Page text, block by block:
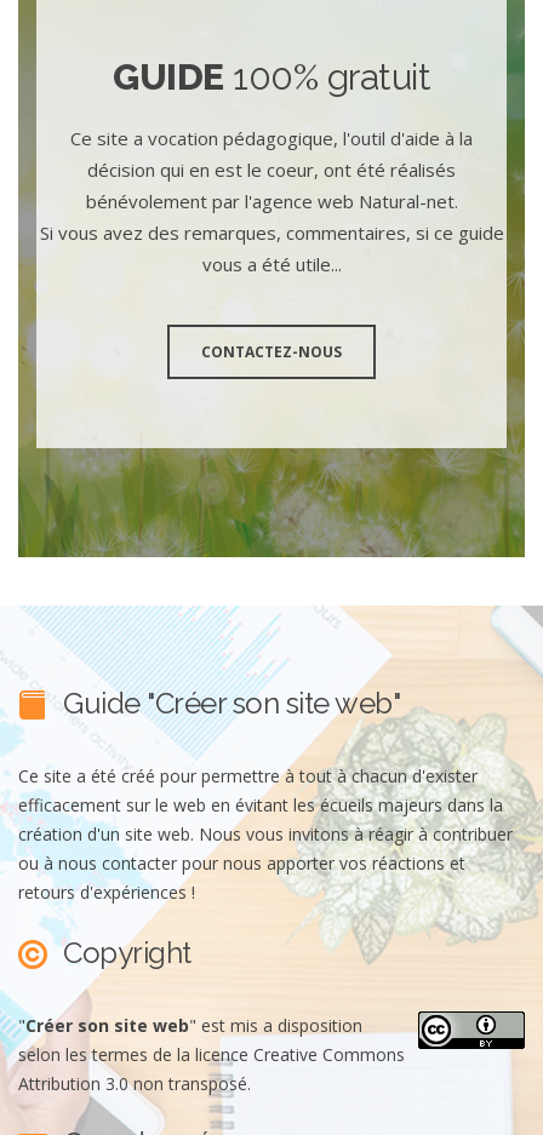
GUIDE 100% gratuit
Ce site a vocation pédagogique, l'outil d'aide à la
décision qui en est le coeur, ont été réalisés
bénévolement par l'agence web Natural-net.
Si vous avez des remarques, commentaires, si ce guide
vous a été utile...
CONTACTEZ-NOUS
Guide "Créer son site web"
Ce site a été créé pour permettre à tout à chacun d'exister
efficacement sur le web en évitant les écueils majeurs dans la
création d'un site web. Nous vous invitons à réagir à contribuer
ou à nous contacter pour nous apporter vos réactions et
retours d'expériences !
Copyright
"Créer son site web" est mis a disposition
selon les termes de la licence Creative Commons
Attribution 3.0 non transposé.